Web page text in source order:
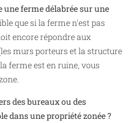
ferme délabrée sur une
que si la ferme n'est pas
encore répondre aux
murs porteurs et la structure
ferme est en ruine, vous
des bureaux ou des
dans une propriété zonée ?